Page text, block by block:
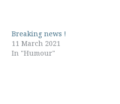
Breaking news !
11 March 2021
In "Humour"